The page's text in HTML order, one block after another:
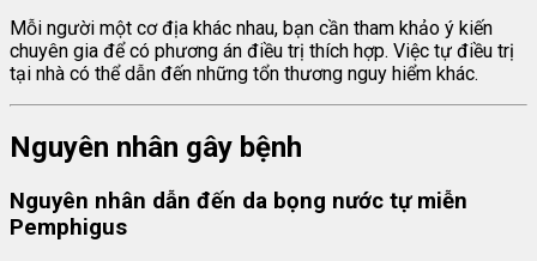
Mỗi người một cơ địa khác nhau, bạn cần tham khảo ý kiến
chuyên gia để có phương án điều trị thích hợp. Việc tự điều trị
tại nhà có thể dẫn đến những tổn thương nguy hiểm khác.
Nguyên nhân gây bệnh
Nguyên nhân dẫn đến da bọng nước tự miễn
Pemphigus